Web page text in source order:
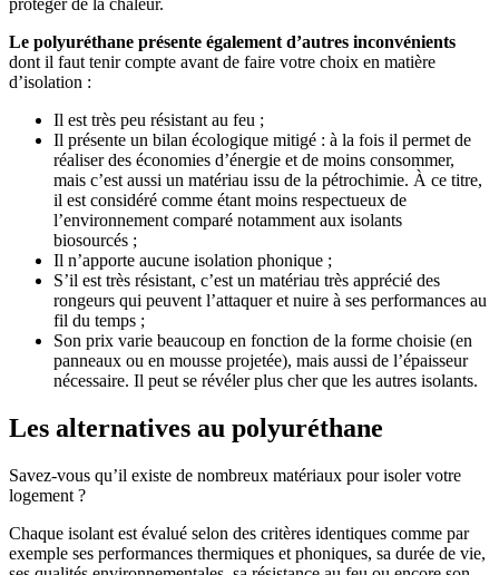
protéger de la chaleur.
Le polyuréthane présente également d’autres inconvénients
dont il faut tenir compte avant de faire votre choix en matière
d’isolation :
Il est très peu résistant au feu ;
Il présente un bilan écologique mitigé : à la fois il permet de
réaliser des économies d’énergie et de moins consommer,
mais c’est aussi un matériau issu de la pétrochimie. À ce titre,
il est considéré comme étant moins respectueux de
l’environnement comparé notamment aux isolants
biosourcés ;
Il n’apporte aucune isolation phonique ;
S’il est très résistant, c’est un matériau très apprécié des
rongeurs qui peuvent l’attaquer et nuire à ses performances au
fil du temps ;
Son prix varie beaucoup en fonction de la forme choisie (en
panneaux ou en mousse projetée), mais aussi de l’épaisseur
nécessaire. Il peut se révéler plus cher que les autres isolants.
Les alternatives au polyuréthane
Savez-vous qu’il existe de nombreux matériaux pour isoler votre
logement ?
Chaque isolant est évalué selon des critères identiques comme par
exemple ses performances thermiques et phoniques, sa durée de vie,